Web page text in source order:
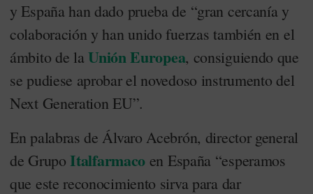
y España han dado prueba de “gran cercanía y
colaboración y han unido fuerzas también en el
ámbito de laUnión Europea, consiguiendo que
se pudiese aprobar el novedoso instrumento del
Next Generation EU”.
En palabras de Álvaro Acebrón, director general
de GrupoItalfarmaco en España “esperamos
que este reconocimiento sirva para dar